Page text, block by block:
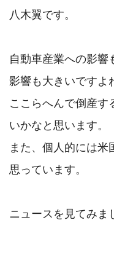
八木翼です。
自動車産業への影響
影響も大きいですよ
ここらへんで倒産す
いかなと思います。
また、個人的には米
思っています。
ニュースを見てみま